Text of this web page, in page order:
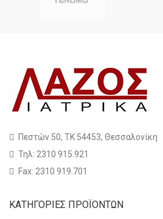
Πεστών 50, ΤΚ 54453, Θεσσαλονίκη
Τηλ: 2310 915.921
Fax: 2310 919.701
ΚΑΤΗΓΟΡΙΕΣ ΠΡΟΪΟΝΤΩΝ